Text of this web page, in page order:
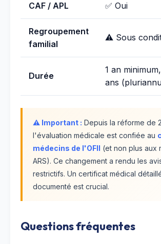
CAF / APL ✅ Oui
Regroupement
familial
⚠️ Sous
Durée
1 an
ans
⚠️ Important : Depuis la réforme de
l'évaluation médicale est confiée au
médecins de l'OFII (et non plus aux
ARS). Ce changement a rendu les
restrictifs. Un certificat médical
documenté est crucial.
Questions fréquentes